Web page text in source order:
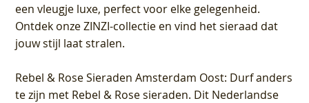
een vleugje luxe, perfect voor elke gelegenheid.
Ontdek onze ZINZI-collectie en vind het sieraad dat
jouw stijl laat stralen.
Rebel & Rose Sieraden Amsterdam Oost: Durf anders
te zijn met Rebel & Rose sieraden. Dit Nederlandse